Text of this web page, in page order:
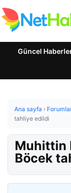
Güncel
Ana sayfa ›
tahliye edildi
Muhittin
Böcek